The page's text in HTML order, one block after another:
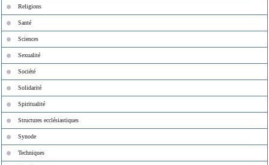
Religions
Santé
Sciences
Sexualité
Société
Solidarité
Spiritualité
Structures ecclésiastiques
Synode
Techniques